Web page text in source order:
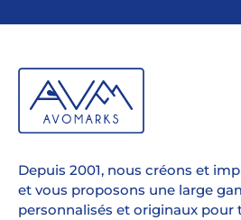
Depuis 2001, nous créons et
et vous proposons une large
personnalisés et originaux pour